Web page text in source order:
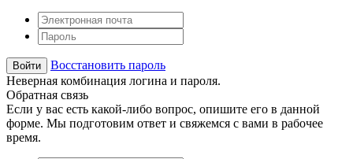
Восстановить пароль
Неверная комбинация логина и пароля.
Обратная связь
Если у вас есть какой-либо вопрос, опишите его в данной
форме. Мы подготовим ответ и свяжемся с вами в рабочее
время.